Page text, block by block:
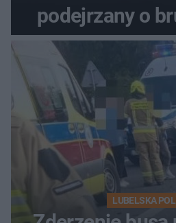
podejrzany o
LUBELSKA